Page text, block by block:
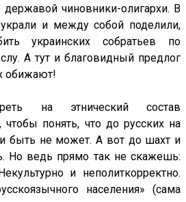
чиновники-олигархи. В
и между собой поделили,
украинских собратьев по
А тут и благовидный предлог
обижают!
на этнический состав
чтобы понять, что до русских на
быть не может. А вот до шахт и
Но ведь прямо так не скажешь:
и неполиткорректно.
населения» (сама